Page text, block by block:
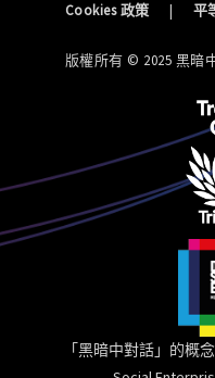
Cookies 政策
| 平
版權所有 © 2025 黑暗
「黑暗中對話」的概